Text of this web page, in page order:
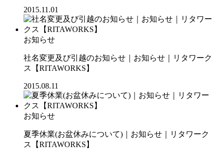
2015.11.01
お知らせ
社名変更及び引越のお知らせ｜お知らせ｜リタワーク
ス【RITAWORKS】
2015.08.11
お知らせ
夏季休業(お盆休みについて)｜お知らせ｜リタワーク
ス【RITAWORKS】